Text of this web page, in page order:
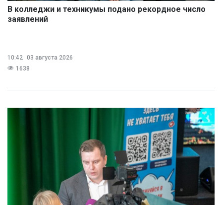
В колледжи и техникумы подано рекордное число
заявлений
10:42 03 августа 2026
1638